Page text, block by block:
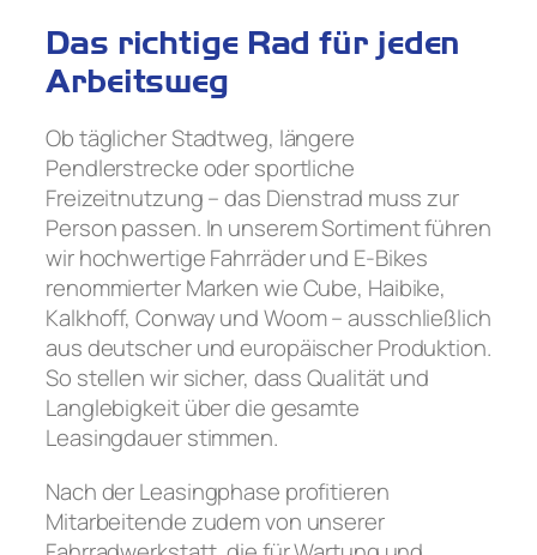
Das richtige Rad für jeden
Arbeitsweg
Ob täglicher Stadtweg, längere
Pendlerstrecke oder sportliche
Freizeitnutzung – das Dienstrad muss zur
Person passen. In unserem Sortiment führen
wir hochwertige Fahrräder und E-Bikes
renommierter Marken wie Cube, Haibike,
Kalkhoff, Conway und Woom – ausschließlich
aus deutscher und europäischer Produktion.
So stellen wir sicher, dass Qualität und
Langlebigkeit über die gesamte
Leasingdauer stimmen.
Nach der Leasingphase profitieren
Mitarbeitende zudem von unserer